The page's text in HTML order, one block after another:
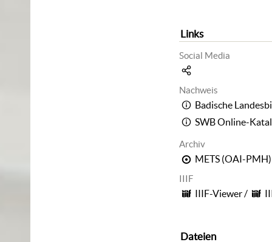
Links
Social Media
Nachweis
Badische
SWB Online-
Archiv
METS (OAI-PMH)
IIIF
IIIF-Viewer/
Dateien